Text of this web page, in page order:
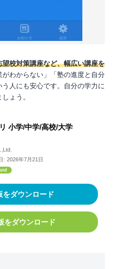
校対策講座など、幅広い講座を
がわからない」「塾の進度と自分
人にも安心です。自分の学力に
ょう。
小学/中学/高校/大学
: 2026年7月21日
をダウンロード
をダウンロード